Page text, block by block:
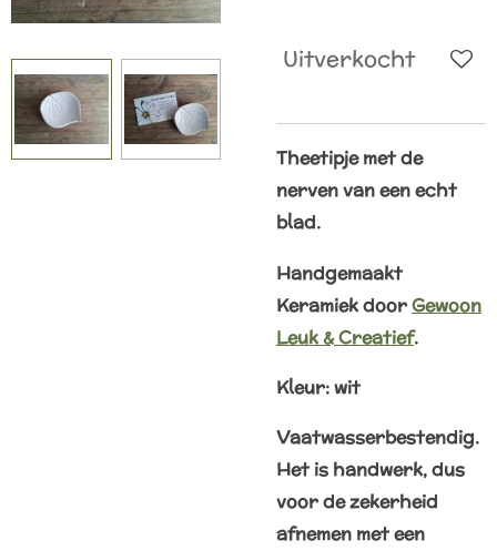
Uitverkocht
Theetipje met de
nerven van een echt
blad.
Handgemaakt
Keramiek doorGewoon
Leuk & Creatief.
Kleur: wit
Vaatwasserbestendig.
Het is handwerk, dus
voor de zekerheid
afnemen met een